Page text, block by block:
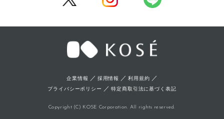
企業情報 ／ 採用情報 ／利用規約 ／
プライバシーポリシー ／特定商取引法に基づく表記
Copyright (C) KOSE Corporation. All rights reserved.